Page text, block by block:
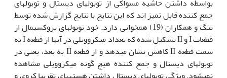
جمع کننده قابل تمیز اند که این نتایج با نتایج گزارش شده توسط
تنگ و همکاران (19) همخوانی دارد. خود توبول‏های پروکسیمال از
قطعات I و II تشکیل شده که تعداد میکروویلی در آنها از قطعه I به
سمت قطعه II کاهش نشان می‏دهد و از قطعه II به بعد، یعنی در
توبول‏های دیستال و جمع کننده هیچ گونه میکروویلی مشاهده